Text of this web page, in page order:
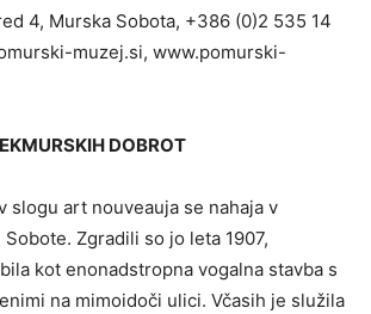
4, Murska Sobota, +386 (0)2 535 14
muzej.si, www.pomurski-
DOBROT
slogu art nouveauja se nahaja v
Zgradili so jo leta 1907,
kot enonadstropna vogalna stavba s
na mimoidoči ulici. Včasih je služila